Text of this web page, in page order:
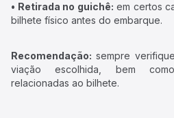
• Retirada no guichê: em certos
bilhete físico antes do embarque.
Recomendação: sempre
viação escolhida, bem
relacionadas ao bilhete.